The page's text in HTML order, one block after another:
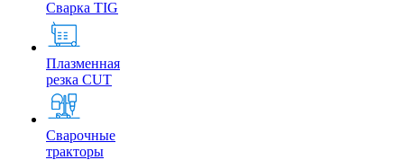
Сварка TIG
Плазменная
резка CUT
Сварочные
тракторы